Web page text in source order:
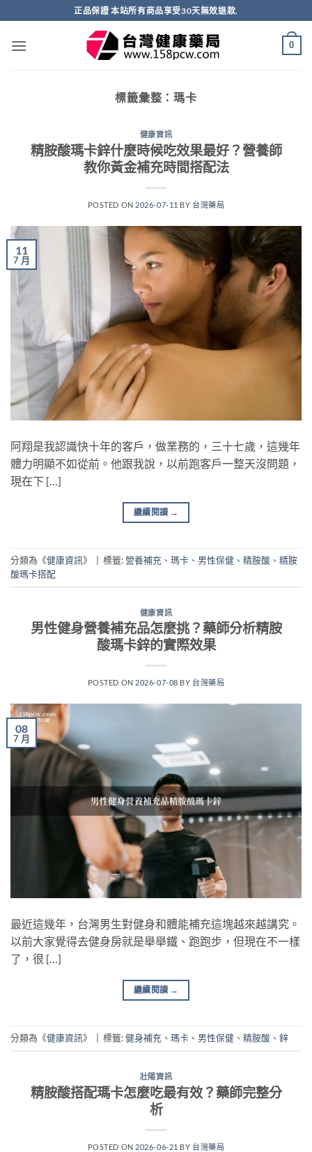
轉
正品保證 本站所有商品享受30天無效退款.
0
標籤彙整：瑪卡
健康資訊
精胺酸瑪卡鋅什麼時候吃效果最好？營養師
教你黃金補充時間搭配法
POSTED ON 2026-07-11 BY 台灣藥局
11
7 月
阿翔是我認識快十年的客戶，做業務的，三十七歲，這幾年
體力明顯不如從前。他跟我說，以前跑客戶一整天沒問題，
現在下 […]
繼續閱讀 →
分類為《健康資訊》 標籤:營養補充 、 瑪卡 、 男性保健 、 精胺酸 、 精胺
酸瑪卡搭配
健康資訊
男性健身營養補充品怎麼挑？藥師分析精胺
酸瑪卡鋅的實際效果
POSTED ON 2026-07-08 BY 台灣藥局
08
7 月
最近這幾年，台灣男生對健身和體能補充這塊越來越講究。
以前大家覺得去健身房就是舉舉鐵、跑跑步，但現在不一樣
了，很 […]
繼續閱讀 →
分類為《健康資訊》 標籤:健身補充 、 瑪卡 、 男性保健 、 精胺酸 、 鋅
壯陽資訊
精胺酸搭配瑪卡怎麼吃最有效？藥師完整分
析
POSTED ON 2026-06-21 BY 台灣藥局